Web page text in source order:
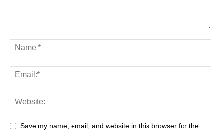
Save my name, email, and website in this browser for the